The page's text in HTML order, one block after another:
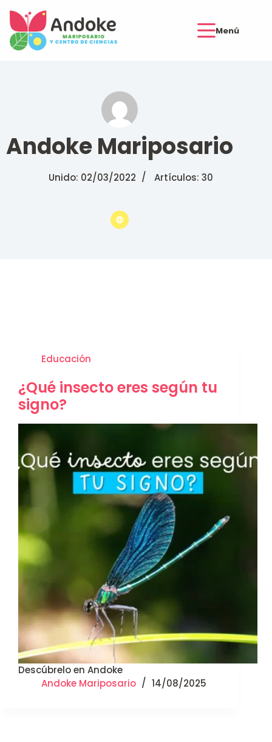
Menú
Andoke Mariposario
Unido: 02/03/2022 Artículos: 30
Educación
¿Qué insecto eres según tu
signo?
Descúbrelo en Andoke
Andoke Mariposario
14/08/2025